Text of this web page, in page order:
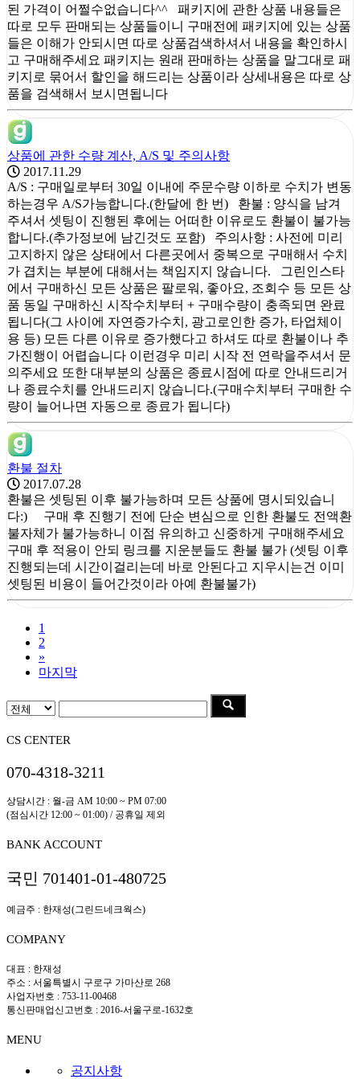
된 가격이 어쩔수없습니다^^ 패키지에 관한 상품 내용들은
따로 모두 판매되는 상품들이니 구매전에 패키지에 있는 상품
들은 이해가 안되시면 따로 상품검색하셔서 내용을 확인하시
고 구매해주세요 패키지는 원래 판매하는 상품을 말그대로 패
키지로 묶어서 할인을 해드리는 상품이라 상세내용은 따로 상
품을 검색해서 보시면됩니다
상품에 관한 수량 계산, A/S 및 주의사항
2017.11.29
A/S : 구매일로부터 30일 이내에 주문수량 이하로 수치가 변동
하는경우 A/S가능합니다.(한달에 한 번) 환불 : 양식을 남겨
주셔서 셋팅이 진행된 후에는 어떠한 이유로도 환불이 불가능
합니다.(추가정보에 남긴것도 포함) 주의사항 : 사전에 미리
고지하지 않은 상태에서 다른곳에서 중복으로 구매해서 수치
가 겹치는 부분에 대해서는 책임지지 않습니다. 그린인스타
에서 구매하신 모든 상품은 팔로워, 좋아요, 조회수 등 모든 상
품 동일 구매하신 시작수치부터 + 구매수량이 충족되면 완료
됩니다(그 사이에 자연증가수치, 광고로인한 증가, 타업체이
용 등) 모든 다른 이유로 증가했다고 하셔도 따로 환불이나 추
가진행이 어렵습니다 이런경우 미리 시작 전 연락을주셔서 문
의주세요 또한 대부분의 상품은 종료시점에 따로 안내드리거
나 종료수치를 안내드리지 않습니다.(구매수치부터 구매한 수
량이 늘어나면 자동으로 종료가 됩니다)
환불 절차
2017.07.28
환불은 셋팅된 이후 불가능하며 모든 상품에 명시되있습니
다:) 구매 후 진행기 전에 단순 변심으로 인한 환불도 전액환
불자체가 불가능하니 이점 유의하고 신중하게 구매해주세요
구매 후 적용이 안되 링크를 지운분들도 환불 불가 (셋팅 이후
진행되는데 시간이걸리는데 바로 안된다고 지우시는건 이미
셋팅된 비용이 들어간것이라 아예 환불불가)
1
2
»
마지막
CS CENTER
070-4318-3211
상담시간 : 월-금 AM 10:00 ~ PM 07:00
(점심시간 12:00 ~ 01:00) / 공휴일 제외
BANK ACCOUNT
국민 701401-01-480725
예금주 : 한재성(그린드네크웍스)
COMPANY
대표 : 한재성
주소 : 서울특별시 구로구 가마산로 268
사업자번호 : 753-11-00468
통신판매업신고번호 : 2016-서울구로-1632호
MENU
공지사항